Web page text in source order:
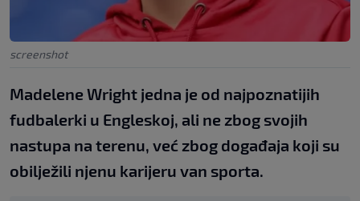
screenshot
Madelene Wright jedna je od najpoznatijih
fudbalerki u Engleskoj, ali ne zbog svojih
nastupa na terenu, već zbog događaja koji su
obilježili njenu karijeru van sporta.